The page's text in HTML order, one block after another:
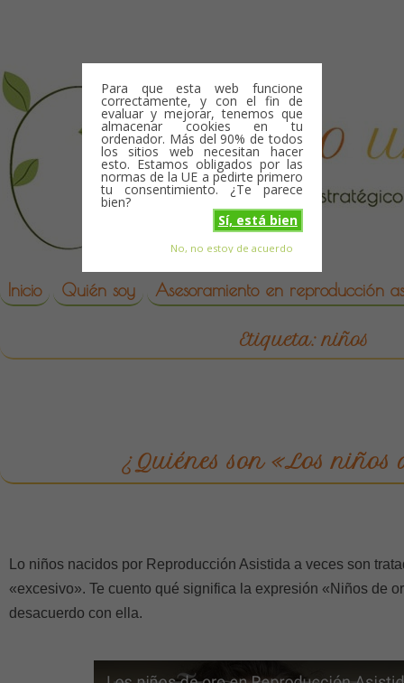
Para que esta web funcione
correctamente, y con el fin de
evaluar y mejorar, tenemos que
almacenar cookies en tu
ordenador. Más del 90% de todos
los sitios web necesitan hacer
esto. Estamos obligados por las
normas de la UE a pedirte primero
tu consentimiento. ¿Te parece
bien?
Sí, está bien
No, no estoy de acuerdo
reproduccion asistida
Skip to content
Inicio Quién soy Asesoramiento en reproducción
Etiqueta:niños
¿Quiénes son «Los niños
Lo niños nacidos por Reproducción Asistida a veces son
«excesivo». Te cuento qué significa la expresión «Niños de
desacuerdo con ella.